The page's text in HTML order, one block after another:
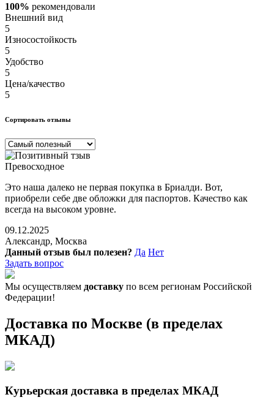
100% рекомендовали
Внешний вид
5
Износостойкость
5
Удобство
5
Цена/качество
5
Сортировать отзывы
Превосходное
Это наша далеко не первая покупка в Бриалди. Вот,
приобрели себе две обложки для паспортов. Качество как
всегда на высоком уровне.
09.12.2025
Александр, Москва
Данный отзыв был полезен? Да Нет
Задать вопрос
Мы осуществляем доставку по всем регионам Российской
Федерации!
Доставка по Москве (в пределах
МКАД)
Курьерская доставка в пределах МКАД